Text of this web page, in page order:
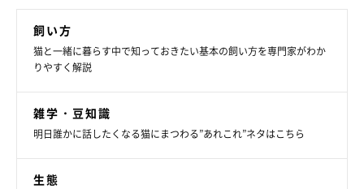
飼い方
猫と一緒に暮らす中で知っておきたい基本の飼い方を専門家がわか
りやすく解説
雑学・豆知識
明日誰かに話したくなる猫にまつわる”あれこれ”ネタはこちら
生態